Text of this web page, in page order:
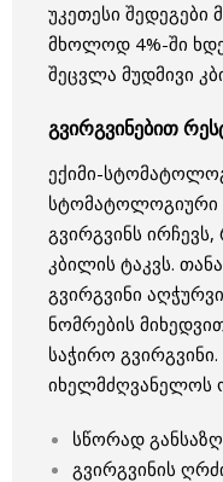
უკეთესი შედეგები
მხოლოდ 4%-ში
შეცვლა მუდმივი
გვირგვინებით
ექიმი-
სტომატოლოგიური
გვირგვინს
კბილის ტაკვს.
გვირგვინი
ნომრების
საჭირო
იხელმძღვანელოს
სწორად
გვირგვინის